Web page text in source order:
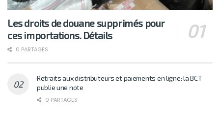
Les droits de douane supprimés pour
ces importations. Détails
0 PARTAGES
Retraits aux distributeurs et paiements en ligne: la BCT
publie une note
0 PARTAGES